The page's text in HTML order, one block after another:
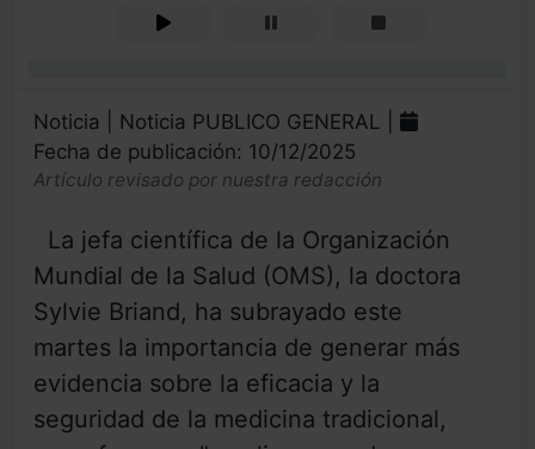
Noticia | Noticia PUBLICO GENERAL |
Fecha de publicación: 10/12/2025
Artículo revisado por nuestra redacción
La jefa científica de la Organización
Mundial de la Salud (OMS), la doctora
Sylvie Briand, ha subrayado este
martes la importancia de generar más
evidencia sobre la eficacia y la
seguridad de la medicina tradicional,